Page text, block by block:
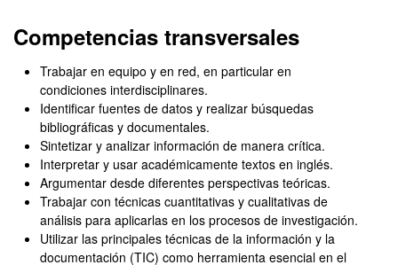
Competencias transversales
Trabajar en equipo y en red, en particular en
condiciones interdisciplinares.
Identificar fuentes de datos y realizar búsquedas
bibliográficas y documentales.
Sintetizar y analizar información de manera crítica.
Interpretar y usar académicamente textos en inglés.
Argumentar desde diferentes perspectivas teóricas.
Trabajar con técnicas cuantitativas y cualitativas de
análisis para aplicarlas en los procesos de investigación.
Utilizar las principales técnicas de la información y la
documentación (TIC) como herramienta esencial en el